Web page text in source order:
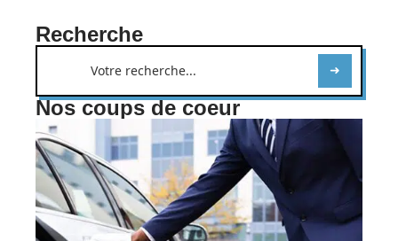
Recherche
Nos coups de coeur